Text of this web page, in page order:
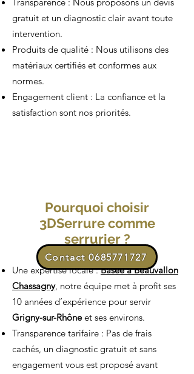
gratuit et un diagnostic clair avant toute
intervention.
Produits de qualité : Nous utilisons des
matériaux certifiés et conformes aux
normes.
Engagement client : La confiance et la
satisfaction sont nos priorités.
Pourquoi choisir
3DSerrure comme
serrurier ?
Une expertise locale :Basée à Beauvallon
Chassagny, notre équipe met à profit ses
10 années d’expérience pour servir
Grigny-sur-Rhôneet ses environs.
Transparence tarifaire : Pas de frais
cachés, un diagnostic gratuit et sans
engagement vous est proposé avant
Contact 0685771727